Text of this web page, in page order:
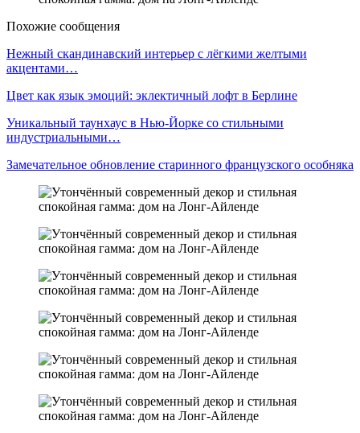
Похожие сообщения
Нежный скандинавский интерьер с лёгкими желтыми
акцентами…
Цвет как язык эмоций: эклектичный лофт в Берлине
Уникальный таунхаус в Нью-Йорке со стильными
индустриальными…
Замечательное обновление старинного французского особняка